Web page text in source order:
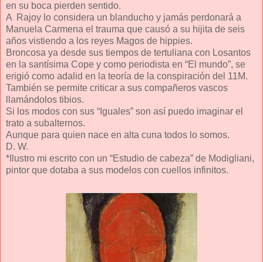
en su boca pierden sentido.
A Rajoy lo considera un blanducho y jamás perdonará a
Manuela Carmena el trauma que causó a su hijita de seis
años vistiendo a los reyes Magos de hippies.
Broncosa ya desde sus tiempos de tertuliana con Losantos
en la santísima Cope y como periodista en “El mundo”, se
erigió como adalid en la teoría de la conspiración del 11M.
También se permite criticar a sus compañeros vascos
llamándolos tibios.
Si los modos con sus “Iguales” son así puedo imaginar el
trato a subalternos.
Aunque para quien nace en alta cuna todos lo somos.
D. W.
*Ilustro mi escrito con un “Estudio de cabeza” de Modigliani,
pintor que dotaba a sus modelos con cuellos infinitos.